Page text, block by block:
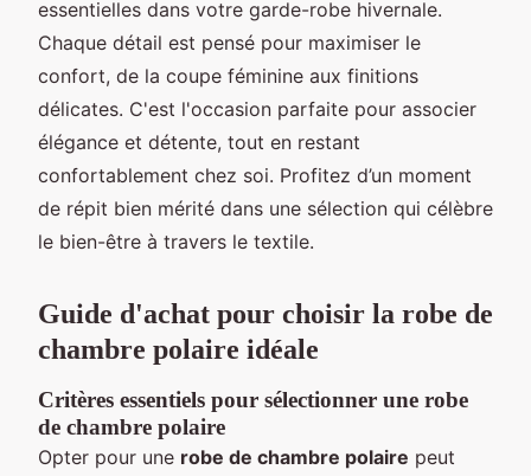
essentielles dans votre garde-robe hivernale.
Chaque détail est pensé pour maximiser le
confort, de la coupe féminine aux finitions
délicates. C'est l'occasion parfaite pour associer
élégance et détente, tout en restant
confortablement chez soi. Profitez d’un moment
de répit bien mérité dans une sélection qui célèbre
le bien-être à travers le textile.
Guide d'achat pour choisir la robe de
chambre polaire idéale
Critères essentiels pour sélectionner une robe
de chambre polaire
Opter pour une robe de chambre polaire peut